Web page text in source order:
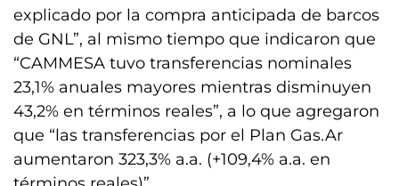
explicado por la compra anticipada de barcos
de GNL”, al mismo tiempo que indicaron que
“CAMMESA tuvo transferencias nominales
23,1% anuales mayores mientras disminuyen
43,2% en términos reales”, a lo que agregaron
que “las transferencias por el Plan Gas.Ar
aumentaron 323,3% a.a. (+109,4% a.a. en